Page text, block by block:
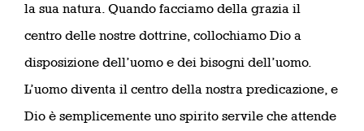
la sua natura. Quando facciamo della grazia il
centro delle nostre dottrine, collochiamo Dio a
disposizione dell’uomo e dei bisogni dell’uomo.
L’uomo diventa il centro della nostra predicazione, e
Dio è semplicemente uno spirito servile che attende